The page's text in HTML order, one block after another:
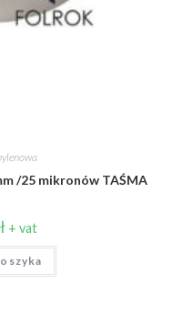
/25 mikronów TAŚMA
+ vat